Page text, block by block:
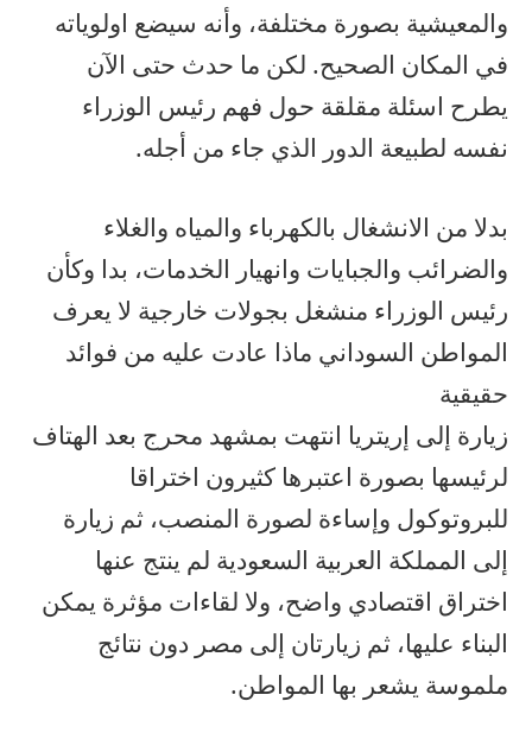
والمعيشية بصورة مختلفة، وأنه سيضع اولوياته
في المكان الصحيح. لكن ما حدث حتى الآن
يطرح اسئلة مقلقة حول فهم رئيس الوزراء
نفسه لطبيعة الدور الذي جاء من أجله.
بدلا من الانشغال بالكهرباء والمياه والغلاء
والضرائب والجبايات وانهيار الخدمات، بدا وكأن
رئيس الوزراء منشغل بجولات خارجية لا يعرف
المواطن السوداني ماذا عادت عليه من فوائد
حقيقية
زيارة إلى إريتريا انتهت بمشهد محرج بعد الهتاف
لرئيسها بصورة اعتبرها كثيرون اختراقا
للبروتوكول وإساءة لصورة المنصب، ثم زيارة
إلى المملكة العربية السعودية لم ينتج عنها
اختراق اقتصادي واضح، ولا لقاءات مؤثرة يمكن
البناء عليها، ثم زيارتان إلى مصر دون نتائج
ملموسة يشعر بها المواطن.